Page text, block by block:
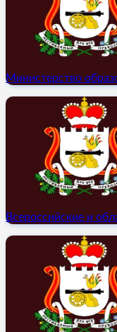
Министерство
Всероссийские и